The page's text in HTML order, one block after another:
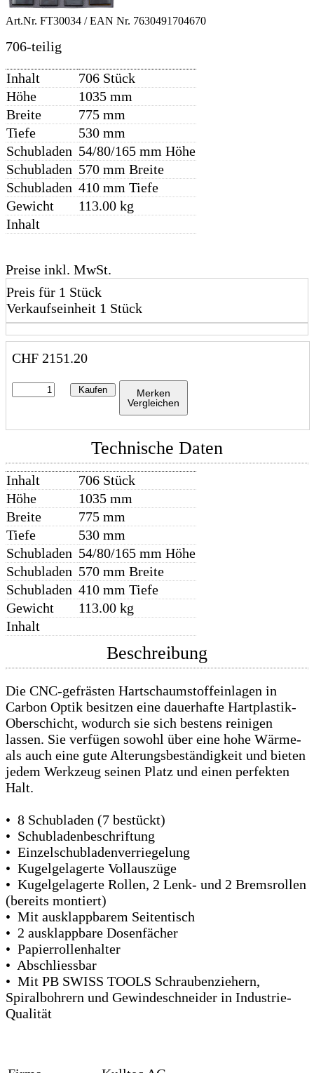
Art.Nr. FT30034 / EAN Nr. 7630491704670
706-teilig
Inhalt
706 Stück
Höhe
1035 mm
Breite
775 mm
Tiefe
530 mm
Schubladen 54/80/165 mm Höhe
Schubladen 570 mm Breite
Schubladen 410 mm Tiefe
Gewicht
113.00 kg
Inhalt
Preise inkl. MwSt.
Preis für 1 Stück
Verkaufseinheit 1 Stück
CHF 2151.20
Kaufen
Merken
Vergleichen
Technische Daten
Inhalt
706 Stück
Höhe
1035 mm
Breite
775 mm
Tiefe
530 mm
Schubladen 54/80/165 mm Höhe
Schubladen 570 mm Breite
Schubladen 410 mm Tiefe
Gewicht
113.00 kg
Inhalt
Beschreibung
Die CNC-gefrästen Hartschaumstoffeinlagen in
Carbon Optik besitzen eine dauerhafte Hartplastik-
Oberschicht, wodurch sie sich bestens reinigen
lassen. Sie verfügen sowohl über eine hohe Wärme-
als auch eine gute Alterungsbeständigkeit und bieten
jedem Werkzeug seinen Platz und einen perfekten
Halt.
• 8 Schubladen (7 bestückt)
• Schubladenbeschriftung
• Einzelschubladenverriegelung
• Kugelgelagerte Vollauszüge
• Kugelgelagerte Rollen, 2 Lenk- und 2 Bremsrollen
(bereits montiert)
• Mit ausklappbarem Seitentisch
• 2 ausklappbare Dosenfächer
• Papierrollenhalter
• Abschliessbar
• Mit PB SWISS TOOLS Schraubenziehern,
Spiralbohrern und Gewindeschneider in Industrie-
Qualität